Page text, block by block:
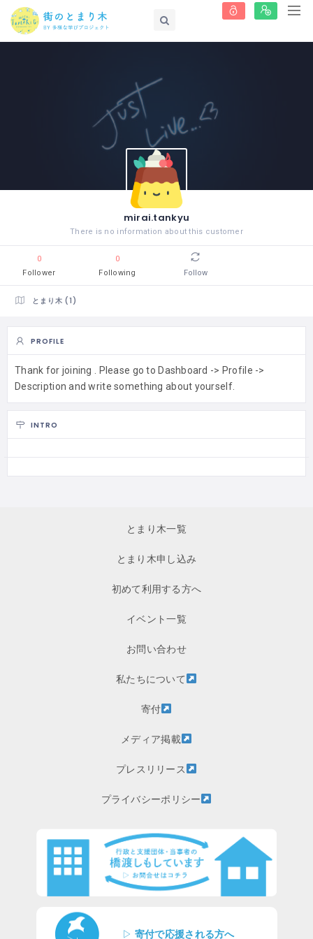
mirai.tankyu
There is no information about this customer
0
Follower
0
Following
Follow
とまり木 (1)
PROFILE
Thank for joining . Please go to Dashboard -> Profile ->
Description and write something about yourself.
INTRO
とまり木一覧
とまり木申し込み
初めて利用する方へ
イベント一覧
お問い合わせ
私たちについて
寄付
メディア掲載
プレスリリース
プライバシーポリシー
▷ 寄付で応援される方へ